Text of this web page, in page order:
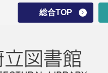
総合TOP